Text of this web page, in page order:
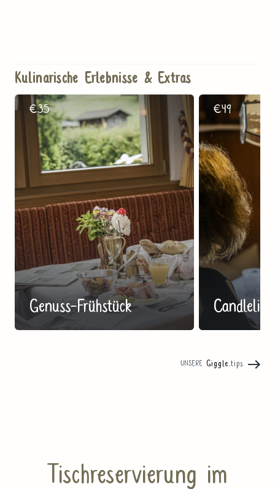
Kulinarische Erlebnisse & Extras
€35
Genuss-Frühstück
€49
UNSERE Giggle.tips
Tischreservierung im